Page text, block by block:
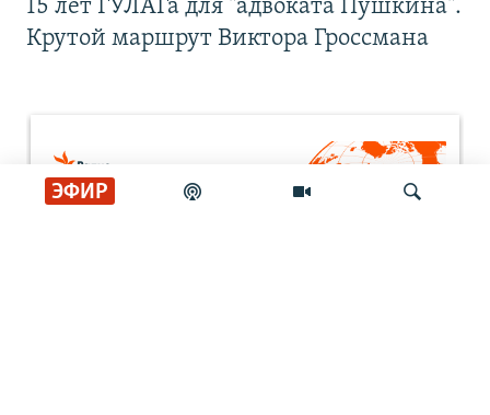
ЭФИР
15 лет ГУЛАГа для "адвоката Пушкина".
Крутой маршрут Виктора Гроссмана